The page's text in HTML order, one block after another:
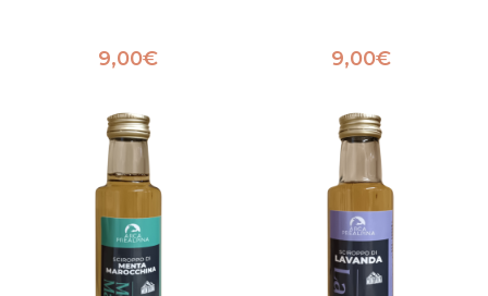
9,00€ 9,00€